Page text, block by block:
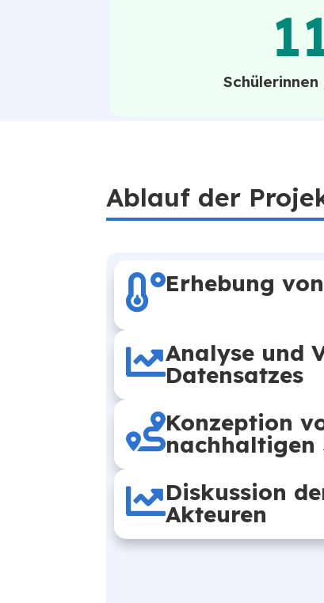
Ablauf der
Erhebung
Analyse und
Datensatzes
Konzeption
nachhaltigen
Diskussion
Akteuren